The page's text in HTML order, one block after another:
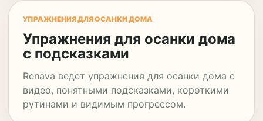
УПРАЖНЕНИЯ ДЛЯ ОСАНКИ ДОМА
Упражнения для осанки дома
с подсказками
Renava ведет упражнения для осанки дома с
видео, понятными подсказками, короткими
рутинами и видимым прогрессом.